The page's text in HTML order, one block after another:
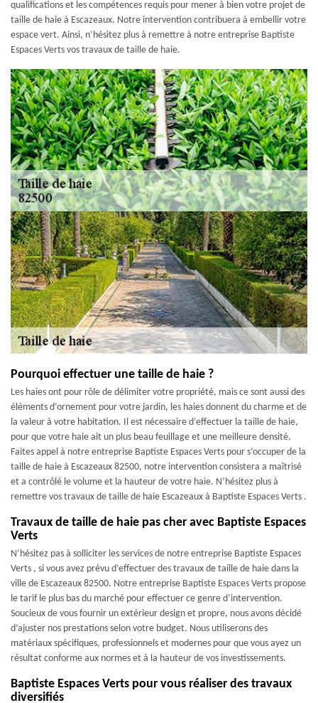
qualifications et les compétences requis pour mener à bien votre projet de
taille de haie à Escazeaux. Notre intervention contribuera à embellir votre
espace vert. Ainsi, n’hésitez plus à remettre à notre entreprise Baptiste
Espaces Verts vos travaux de taille de haie.
Pourquoi effectuer une taille de haie ?
Les haies ont pour rôle de délimiter votre propriété, mais ce sont aussi des
éléments d’ornement pour votre jardin, les haies donnent du charme et de
la valeur à votre habitation. Il est nécessaire d’effectuer la taille de haie,
pour que votre haie ait un plus beau feuillage et une meilleure densité.
Faites appel à notre entreprise Baptiste Espaces Verts pour s’occuper de la
taille de haie à Escazeaux 82500, notre intervention consistera a maîtrisé
et a contrôlé le volume et la hauteur de votre haie. N’hésitez plus à
remettre vos travaux de taille de haie Escazeaux à Baptiste Espaces Verts .
Travaux de taille de haie pas cher avec Baptiste Espaces
Verts
N’hésitez pas à solliciter les services de notre entreprise Baptiste Espaces
Verts , si vous avez prévu d’effectuer des travaux de taille de haie dans la
ville de Escazeaux 82500. Notre entreprise Baptiste Espaces Verts propose
le tarif le plus bas du marché pour effectuer ce genre d’intervention.
Soucieux de vous fournir un extérieur design et propre, nous avons décidé
d’ajuster nos prestations selon votre budget. Nous utiliserons des
matériaux spécifiques, professionnels et modernes pour que vous ayez un
résultat conforme aux normes et à la hauteur de vos investissements.
Baptiste Espaces Verts pour vous réaliser des travaux
diversifiés